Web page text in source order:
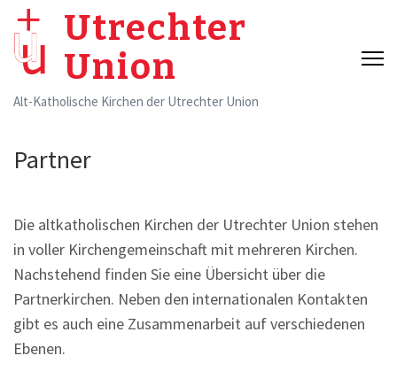
content
Enter)
Utrechter
Union
Alt-Katholische Kirchen der Utrechter Union
Partner
Die altkatholischen Kirchen der Utrechter Union stehen
in voller Kirchengemeinschaft mit mehreren Kirchen.
Nachstehend finden Sie eine Übersicht über die
Partnerkirchen. Neben den internationalen Kontakten
gibt es auch eine Zusammenarbeit auf verschiedenen
Ebenen.